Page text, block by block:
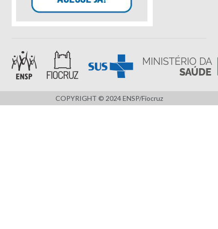
COPYRIGHT © 2024 ENSP/Fiocruz